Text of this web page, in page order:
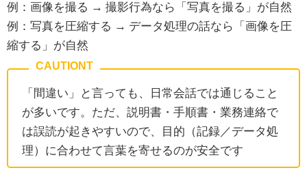
例：画像を撮る → 撮影行為なら「写真を撮る」が自然
例：写真を圧縮する → データ処理の話なら「画像を圧
縮する」が自然
「間違い」と言っても、日常会話では通じること
が多いです。ただ、説明書・手順書・業務連絡で
は誤読が起きやすいので、目的（記録／データ処
理）に合わせて言葉を寄せるのが安全です